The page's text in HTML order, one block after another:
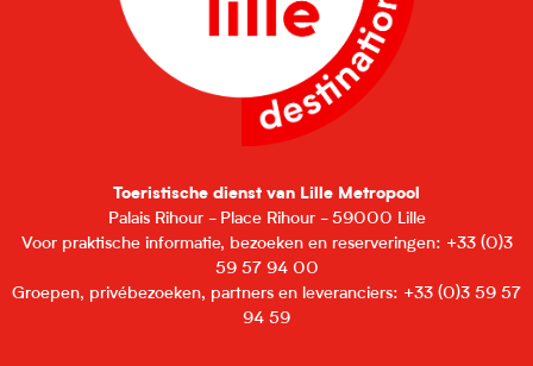
Toeristische dienst van Lille Metropool
Palais Rihour - Place Rihour - 59000 Lille
Voor praktische informatie, bezoeken en reserveringen: +33 (0)3
59 57 94 00
Groepen, privébezoeken, partners en leveranciers: +33 (0)3 59 57
94 59